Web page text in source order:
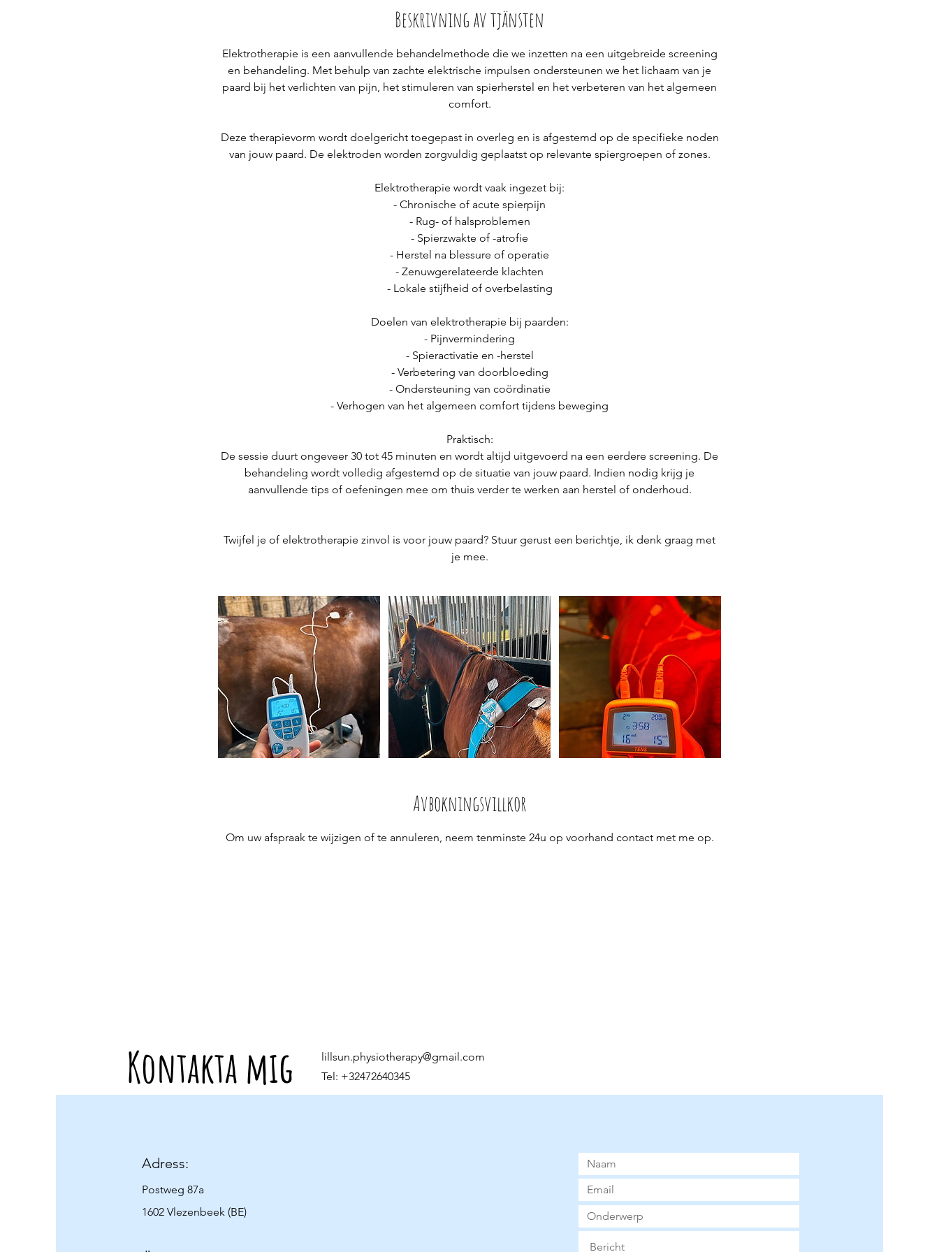
i
n
Beskrivning av tjänsten
Elektrotherapie is een aanvullende behandelmethode die we inzetten na een uitgebreide screening
en behandeling. Met behulp van zachte elektrische impulsen ondersteunen we het lichaam van je
paard bij het verlichten van pijn, het stimuleren van spierherstel en het verbeteren van het algemeen
comfort.
Deze therapievorm wordt doelgericht toegepast in overleg en is afgestemd op de specifieke noden
van jouw paard. De elektroden worden zorgvuldig geplaatst op relevante spiergroepen of zones.
Elektrotherapie wordt vaak ingezet bij:
- Chronische of acute spierpijn
- Rug- of halsproblemen
- Spierzwakte of -atrofie
- Herstel na blessure of operatie
- Zenuwgerelateerde klachten
- Lokale stijfheid of overbelasting
Doelen van elektrotherapie bij paarden:
- Pijnvermindering
- Spieractivatie en -herstel
- Verbetering van doorbloeding
- Ondersteuning van coördinatie
- Verhogen van het algemeen comfort tijdens beweging
Praktisch:
De sessie duurt ongeveer 30 tot 45 minuten en wordt altijd uitgevoerd na een eerdere screening. De
behandeling wordt volledig afgestemd op de situatie van jouw paard. Indien nodig krijg je
aanvullende tips of oefeningen mee om thuis verder te werken aan herstel of onderhoud.
Twijfel je of elektrotherapie zinvol is voor jouw paard? Stuur gerust een berichtje, ik denk graag met
Avbokningsvillkor
Om uw afspraak te wijzigen of te annuleren, neem tenminste 24u op voorhand contact met me op.
Kontakta mig
lillsun.physiotherapy@gmail.com
Tel: +32472640345
Adress:
Postweg 87a
1602 Vlezenbeek (BE)